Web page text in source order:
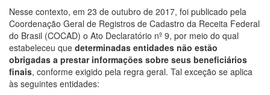
Nesse contexto, em 23 de outubro de 2017, foi publicado pela
Coordenação Geral de Registros de Cadastro da Receita Federal
do Brasil (COCAD) o Ato Declaratório nº 9, por meio do qual
estabeleceu que determinadas entidades não estão
obrigadas a prestar informações sobre seus beneficiários
finais, conforme exigido pela regra geral. Tal exceção se aplica
às seguintes entidades: